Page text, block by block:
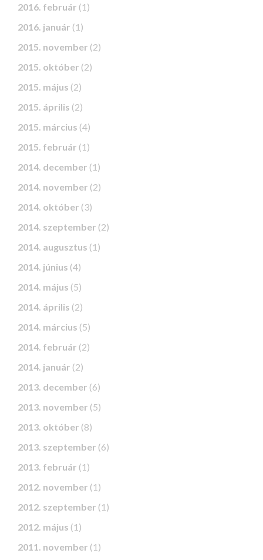
2016. február (1)
2016. január (1)
2015. november (2)
2015. október (2)
2015. május (2)
2015. április (2)
2015. március (4)
2015. február (1)
2014. december (1)
2014. november (2)
2014. október (3)
2014. szeptember (2)
2014. augusztus (1)
2014. június (4)
2014. május (5)
2014. április (2)
2014. március (5)
2014. február (2)
2014. január (2)
2013. december (6)
2013. november (5)
2013. október (8)
2013. szeptember (6)
2013. február (1)
2012. november (1)
2012. szeptember (1)
2012. május (1)
2011. november (1)